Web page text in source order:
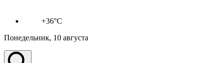
+36°C
Понедельник, 10 августа